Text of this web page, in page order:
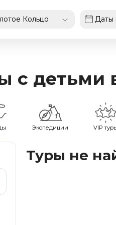
с детьми
Экспедиции VIP
Туры не